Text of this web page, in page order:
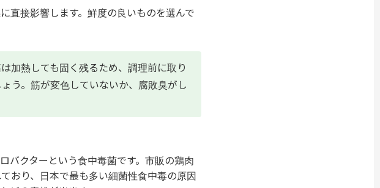
直接影響します。鮮度の良いものを選んで
加熱しても固く残るため、調理前に取り
う。筋が変色していないか、腐敗臭がし
バクターという食中毒菌です。市販の鶏肉
おり、日本で最も多い細菌性食中毒の原因